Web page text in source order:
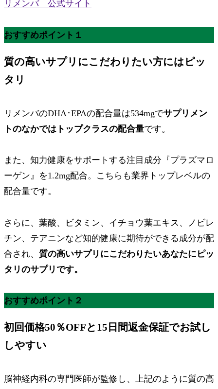
リメンバ 公式サイト
おすすめポイント１
質の高いサプリ にこだわりたい方にはピッ
タリ
リメンバのDHA･EPAの配合量は534mgでサプリメン
トのなかではトップクラスの配合量です。
また、知力健康をサポートする注目成分『プラズマロ
ーゲン』を1.2mg配合。こちらも業界トップレベルの
配合量です。
さらに、葉酸、ビタミン、イチョウ葉エキス、ノビレ
チン、テアニンなど知的健康に期待ができる成分が配
合され、 質の高いサプリにこだわりたいあなたにピッ
タリのサプリです。
おすすめポイント２
初回価格50％OFFと 15日間返金保証でお試し
しやすい
脳神経内科の専門医師が監修し、上記のように質の高